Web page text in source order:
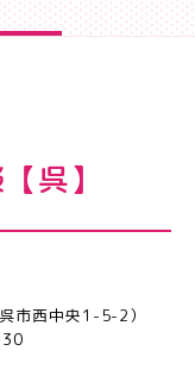
呉】
市⻄中央1-5-2）